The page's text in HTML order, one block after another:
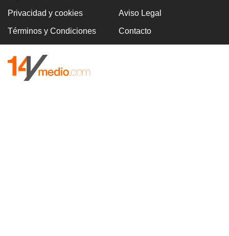
Privacidad y cookies Aviso Legal
Términos y Condiciones Contacto